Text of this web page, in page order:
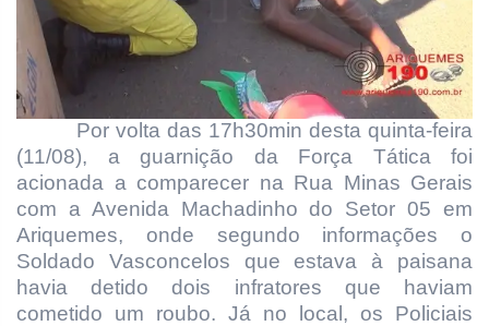
Por volta das 17h30min desta quinta-feira
(11/08), a guarnição da Força Tática foi
acionada a comparecer na Rua Minas Gerais
com a Avenida Machadinho do Setor 05 em
Ariquemes, onde segundo informações o
Soldado Vasconcelos que estava à paisana
havia detido dois infratores que haviam
cometido um roubo. Já no local, os Policiais